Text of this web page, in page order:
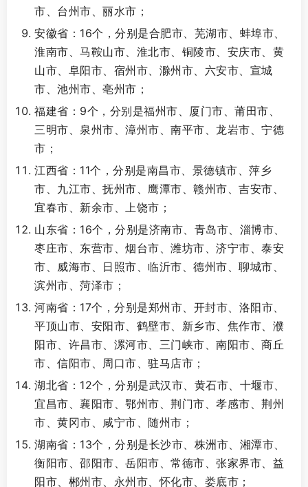
市、台州市、丽水市；
安徽省：16个，分别是合肥市、芜湖市、蚌埠市、
淮南市、马鞍山市、淮北市、铜陵市、安庆市、黄
山市、阜阳市、宿州市、滁州市、六安市、宣城
市、池州市、亳州市；
福建省：9个，分别是福州市、厦门市、莆田市、
三明市、泉州市、漳州市、南平市、龙岩市、宁德
市；
江西省：11个，分别是南昌市、景德镇市、萍乡
市、九江市、抚州市、鹰潭市、赣州市、吉安市、
宜春市、新余市、上饶市；
山东省：16个，分别是济南市、青岛市、淄博市、
枣庄市、东营市、烟台市、潍坊市、济宁市、泰安
市、威海市、日照市、临沂市、德州市、聊城市、
滨州市、菏泽市；
河南省：17个，分别是郑州市、开封市、洛阳市、
平顶山市、安阳市、鹤壁市、新乡市、焦作市、濮
阳市、许昌市、漯河市、三门峡市、南阳市、商丘
市、信阳市、周口市、驻马店市；
湖北省：12个，分别是武汉市、黄石市、十堰市、
宜昌市、襄阳市、鄂州市、荆门市、孝感市、荆州
市、黄冈市、咸宁市、随州市；
湖南省：13个，分别是长沙市、株洲市、湘潭市、
衡阳市、邵阳市、岳阳市、常德市、张家界市、益
阳市、郴州市、永州市、怀化市、娄底市；